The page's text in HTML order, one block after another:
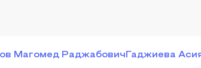
Магомед Раджабович Гаджиева